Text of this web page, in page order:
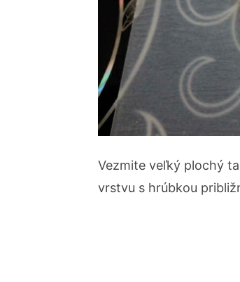
Vezmite veľký plochý
vrstvu s hrúbkou